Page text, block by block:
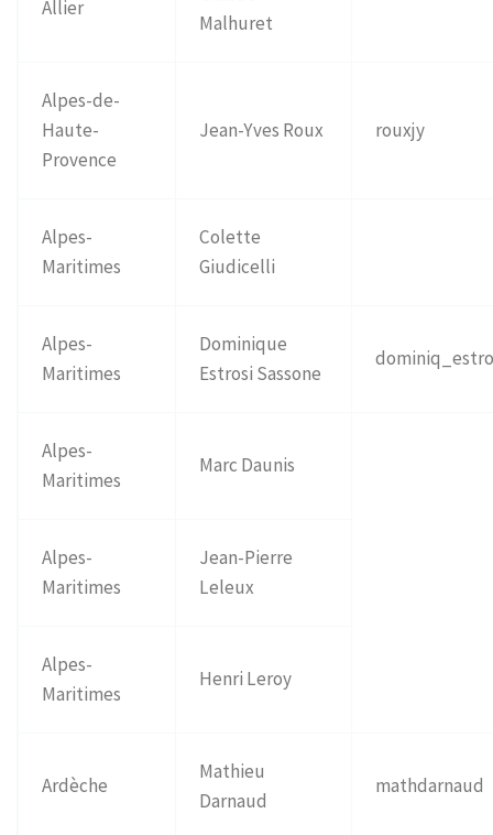
Allier
Malhuret
Alpes-de-
Haute-
Provence
Jean-Yves Roux rouxjy
Alpes-
Maritimes
Colette
Giudicelli
Alpes-
Maritimes
Dominique
Estrosi Sassone
Alpes-
Maritimes
Marc Daunis
Alpes-
Maritimes
Jean-Pierre
Leleux
Alpes-
Maritimes
Henri Leroy
Ardèche
Mathieu
Darnaud
mathdarnaud